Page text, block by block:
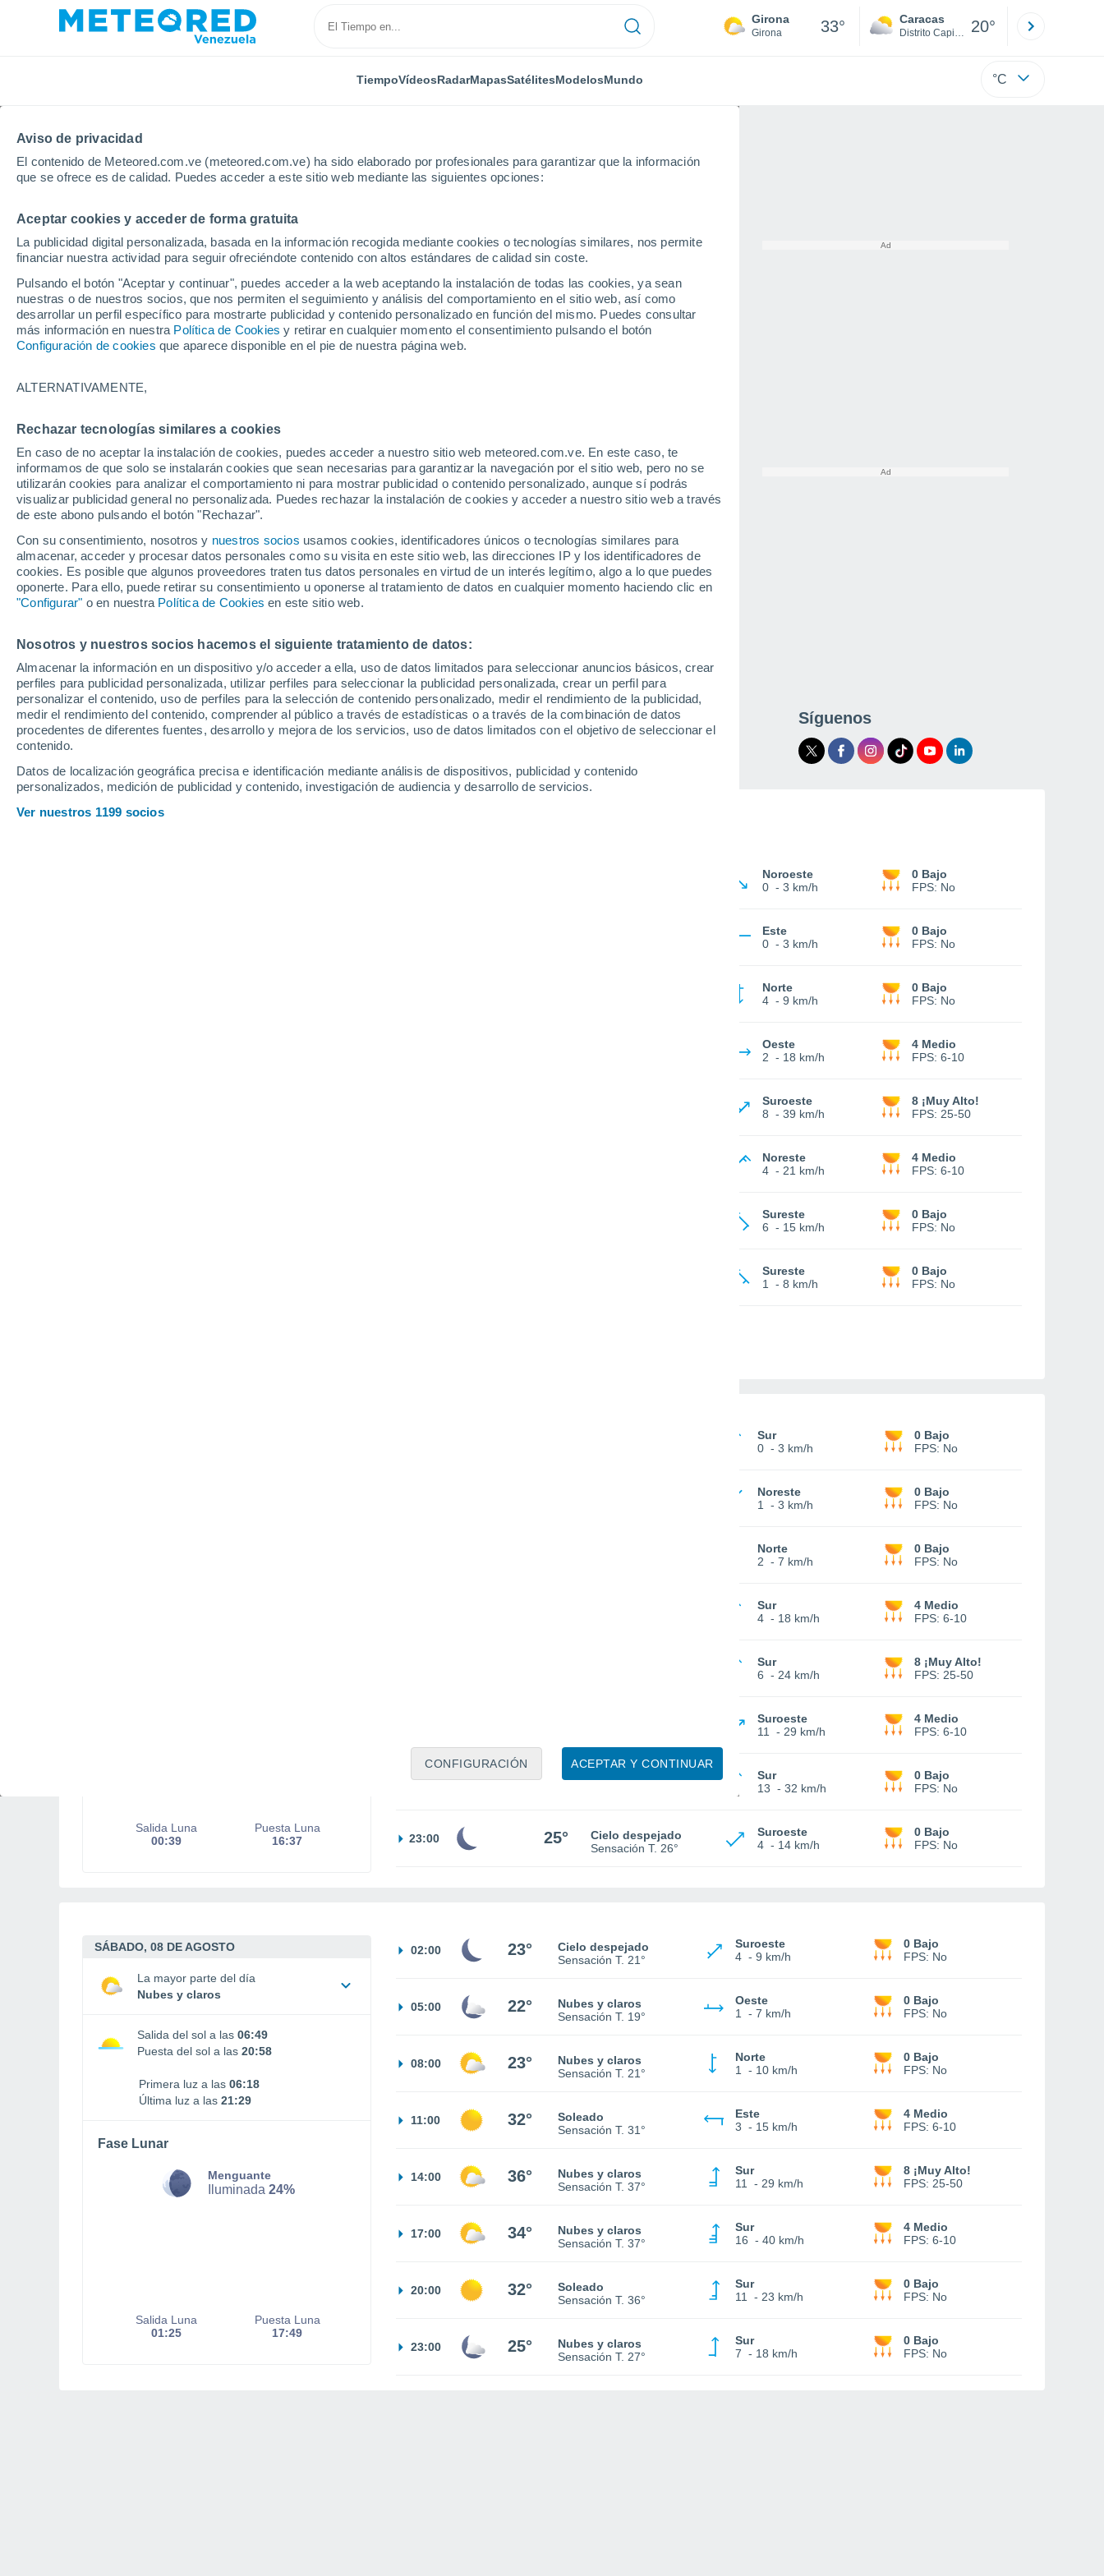
Aviso de privacidad
El contenido de Meteored.com.ve (meteored.com.ve) ha sido elaborado por profesionales para garantizar que la información
que se ofrece es de calidad. Puedes acceder a este sitio web mediante las siguientes opciones:
Aceptar cookies y acceder de forma gratuita
La publicidad digital personalizada, basada en la información recogida mediante cookies o tecnologías similares, nos permite
financiar nuestra actividad para seguir ofreciéndote contenido con altos estándares de calidad sin coste.
Pulsando el botón "Aceptar y continuar", puedes acceder a la web aceptando la instalación de todas las cookies, ya sean
nuestras o de nuestros socios, que nos permiten el seguimiento y análisis del comportamiento en el sitio web, así como
desarrollar un perfil específico para mostrarte publicidad y contenido personalizado en función del mismo. Puedes consultar
más información en nuestra Política de Cookies y retirar en cualquier momento el consentimiento pulsando el botón
Configuración de cookies que aparece disponible en el pie de nuestra página web.
ALTERNATIVAMENTE,
Rechazar tecnologías similares a cookies
En caso de no aceptar la instalación de cookies, puedes acceder a nuestro sitio web meteored.com.ve. En este caso, te
informamos de que solo se instalarán cookies que sean necesarias para garantizar la navegación por el sitio web, pero no se
utilizarán cookies para analizar el comportamiento ni para mostrar publicidad o contenido personalizado, aunque sí podrás
visualizar publicidad general no personalizada. Puedes rechazar la instalación de cookies y acceder a nuestro sitio web a través
de este abono pulsando el botón "Rechazar".
Con su consentimiento, nosotros y nuestros socios usamos cookies, identificadores únicos o tecnologías similares para
almacenar, acceder y procesar datos personales como su visita en este sitio web, las direcciones IP y los identificadores de
cookies. Es posible que algunos proveedores traten tus datos personales en virtud de un interés legítimo, algo a lo que puedes
oponerte. Para ello, puede retirar su consentimiento u oponerse al tratamiento de datos en cualquier momento haciendo clic en
"Configurar" o en nuestra Política de Cookies en este sitio web.
Nosotros y nuestros socios hacemos el siguiente tratamiento de datos:
Almacenar la información en un dispositivo y/o acceder a ella, uso de datos limitados para seleccionar anuncios básicos, crear
perfiles para publicidad personalizada, utilizar perfiles para seleccionar la publicidad personalizada, crear un perfil para
personalizar el contenido, uso de perfiles para la selección de contenido personalizado, medir el rendimiento de la publicidad,
medir el rendimiento del contenido, comprender al público a través de estadísticas o a través de la combinación de datos
procedentes de diferentes fuentes, desarrollo y mejora de los servicios, uso de datos limitados con el objetivo de seleccionar el
contenido.
Datos de localización geográfica precisa e identificación mediante análisis de dispositivos, publicidad y contenido
personalizados, medición de publicidad y contenido, investigación de audiencia y desarrollo de servicios.
Ver nuestros 1199 socios
ACEPTAR Y CONTINUAR
CONFIGURACIÓN
Girona
Girona 33° Caracas
Distrito Capital 20°
TiempoVídeosRadarMapasSatélitesModelosMundo °C
Inicio España Cataluña Provincia de Girona
Tiempo en Girona por horas
Tiempo 1 - 7 días Por horas
Gráfica del tiempo por horas en Girona
SÍMBOLO TEMPERATURA
00 03 06 09 12 15 18 21 00 03 06 09 12 15 18 21 00 03 06 09 12 15 18 21 00
0.2
0.8
0.1
24°
23°
30°
32°
34°
31°
23°
30°
33°
32°
29°
32°
32°
Síguenos
La previsión del tiempo por horas en Girona
Noroeste
0 - 3 km/h
0 Bajo
FPS: No
Este
0 - 3 km/h
0 Bajo
FPS: No
Norte
4 - 9 km/h
0 Bajo
FPS: No
Oeste
2 - 18 km/h
4 Medio
FPS: 6-10
Suroeste
8 - 39 km/h
8 ¡Muy Alto!
FPS: 25-50
Noreste
4 - 21 km/h
4 Medio
FPS: 6-10
Sureste
6 - 15 km/h
0 Bajo
FPS: No
Sureste
1
- 8 km/h
0 Bajo
FPS: No
Salida Luna
00:39
Puesta Luna
16:37
Sur
0 - 3 km/h
0 Bajo
FPS: No
Noreste
1
- 3 km/h
0 Bajo
FPS: No
Norte
2 - 7 km/h
0 Bajo
FPS: No
Sur
4 - 18 km/h
4 Medio
FPS: 6-10
Sur
6 - 24 km/h
8 ¡Muy Alto!
FPS: 25-50
Suroeste
11
- 29 km/h
4 Medio
FPS: 6-10
20:00 29°
Nubes y claros
Sur
13 - 32 km/h
0 Bajo
FPS: No
23:00 25°
Cielo despejado
Sensación T. 26°
Suroeste
4 - 14 km/h
0 Bajo
FPS: No
SÁBADO, 08 DE AGOSTO
La mayor parte del día
Nubes y claros
Salida del sol a las 06:49
Puesta del sol a las 20:58
Primera luz a las 06:18
Última luz a las 21:29
Fase Lunar
Menguante
Iluminada 24%
Salida Luna
01:25
Puesta Luna
17:49
02:00 23°
Cielo despejado
Sensación T. 21°
Suroeste
4 - 9 km/h
0 Bajo
FPS: No
05:00 22°
Nubes y claros
Sensación T. 19°
Oeste
1
- 7 km/h
0 Bajo
FPS: No
08:00 23°
Nubes y claros
Sensación T. 21°
Norte
1
- 10 km/h
0 Bajo
FPS: No
11:00 32°
Soleado
Sensación T. 31°
Este
3 - 15 km/h
4 Medio
FPS: 6-10
14:00 36°
Nubes y claros
Sensación T. 37°
Sur
11
- 29 km/h
8 ¡Muy Alto!
FPS: 25-50
17:00 34°
Nubes y claros
Sensación T. 37°
Sur
16 - 40 km/h
4 Medio
FPS: 6-10
20:00 32°
Soleado
Sensación T. 36°
Sur
11
- 23 km/h
0 Bajo
FPS: No
23:00 25°
Nubes y claros
Sensación T. 27°
Sur
7 - 18 km/h
0 Bajo
FPS: No